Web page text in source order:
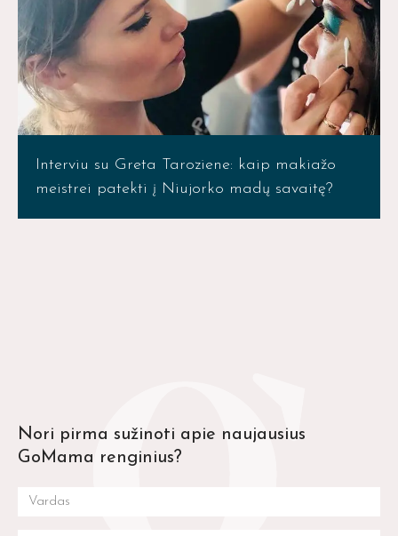
Interviu su Greta Taroziene​: kaip makiažo
meistrei patekti į Niujorko madų savaitę?
Nori pirma sužinoti apie naujausius
GoMama renginius?